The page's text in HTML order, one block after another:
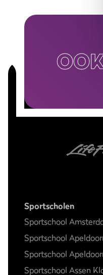
Sportscholen
Sportschool
Sportschool
Sportschool
Sportschool Assen